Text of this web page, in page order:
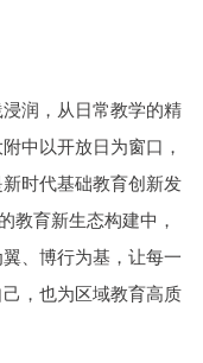
润，从日常教学的精
中以开放日为窗口，
时代基础教育创新发
教育新生态构建中，
、博行为基，让每一
，也为区域教育高质